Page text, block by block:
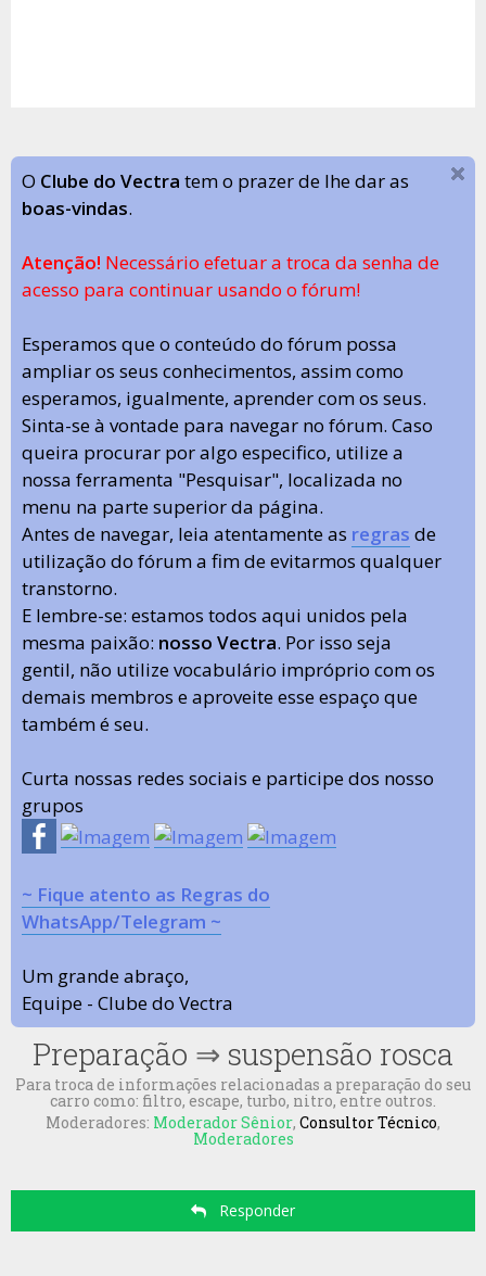
O Clube do Vectra tem o prazer de lhe dar as
boas-vindas.
Atenção! Necessário efetuar a troca da senha de
acesso para continuar usando o fórum!
Esperamos que o conteúdo do fórum possa
ampliar os seus conhecimentos, assim como
esperamos, igualmente, aprender com os seus.
Sinta-se à vontade para navegar no fórum. Caso
queira procurar por algo especifico, utilize a
nossa ferramenta "Pesquisar", localizada no
menu na parte superior da página.
Antes de navegar, leia atentamente as regras de
utilização do fórum a fim de evitarmos qualquer
transtorno.
E lembre-se: estamos todos aqui unidos pela
mesma paixão: nosso Vectra. Por isso seja
gentil, não utilize vocabulário impróprio com os
demais membros e aproveite esse espaço que
também é seu.
Curta nossas redes sociais e participe dos nosso
grupos
~ Fique atento as Regras do
WhatsApp/Telegram ~
Um grande abraço,
Equipe - Clube do Vectra
Preparação ⇒ suspensão rosca
Para troca de informações relacionadas a preparação do seu
carro como: filtro, escape, turbo, nitro, entre outros.
Moderadores: Moderador Sênior, Consultor Técnico,
Moderadores
Responder